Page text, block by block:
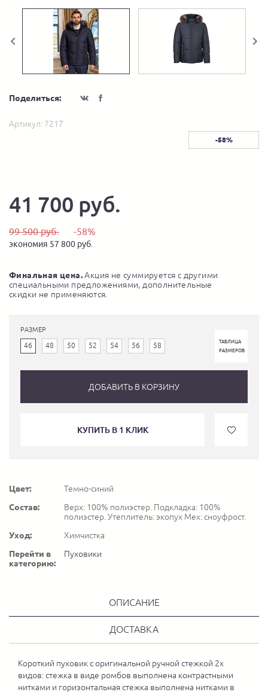
Поделиться:
Артикул: 7217
-58%
41 700 руб.
99 500 руб. -58%
экономия 57 800 руб.
Финальная цена.Акция не суммируется с другими
специальными предложениями, дополнительные
скидки не применяются.
РАЗМЕР
46 48 50 52 54 56 58
ТАБЛИЦА
РАЗМЕРОВ
ДОБАВИТЬ В КОРЗИНУ
КУПИТЬ В 1 КЛИК
Цвет:
Темно-синий
Состав:
Верх: 100% полиэстер. Подкладка: 100%
полиэстер. Утеплитель: экопух Мех: сноуфрост.
Уход:
Химчистка
Перейти в
категорию:
Пуховики
ОПИСАНИЕ
ДОСТАВКА
Короткий пуховик с оригинальной ручной стежкой 2х
видов: стежка в виде ромбов выполнена контрастными
нитками и горизонтальная стежка выполнена нитками в